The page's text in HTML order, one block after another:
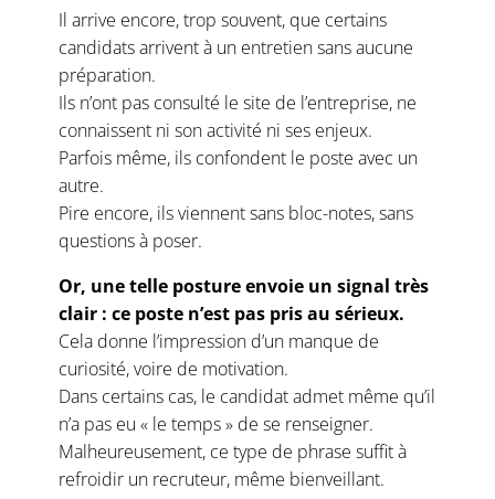
Il arrive encore, trop souvent, que certains
candidats arrivent à un entretien sans aucune
préparation.
Ils n’ont pas consulté le site de l’entreprise, ne
connaissent ni son activité ni ses enjeux.
Parfois même, ils confondent le poste avec un
autre.
Pire encore, ils viennent sans bloc-notes, sans
questions à poser.
Or, une telle posture envoie un signal très
clair : ce poste n’est pas pris au sérieux.
Cela donne l’impression d’un manque de
curiosité, voire de motivation.
Dans certains cas, le candidat admet même qu’il
n’a pas eu « le temps » de se renseigner.
Malheureusement, ce type de phrase suffit à
refroidir un recruteur, même bienveillant.